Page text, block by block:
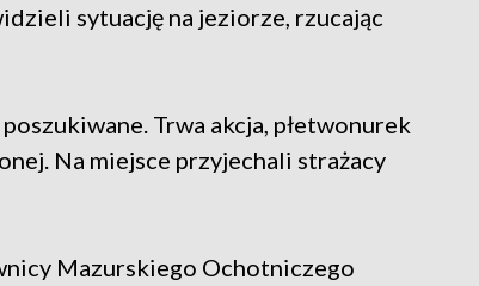
sytuację na jeziorze, rzucając
Trwa akcja, płetwonurek
Na miejsce przyjechali strażacy
Mazurskiego Ochotniczego